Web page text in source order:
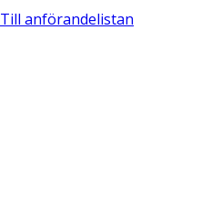
Till anförandelistan